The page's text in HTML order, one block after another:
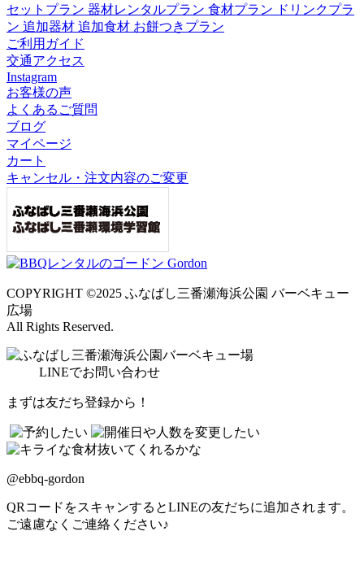
セットプラン 器材レンタルプラン 食材プラン ドリンクプラ
ン 追加器材 追加食材 お餅つきプラン
ご利用ガイド
交通アクセス
Instagram
お客様の声
よくあるご質問
ブログ
マイページ
カート
キャンセル・注文内容のご変更
COPYRIGHT ©2025 ふなばし三番瀬海浜公園 バーベキュー
広場
All Rights Reserved.
LINEでお問い合わせ
まずは友だち登録から！
@ebbq-gordon
QRコードをスキャンするとLINEの友だちに追加されます。
ご遠慮なくご連絡ください♪